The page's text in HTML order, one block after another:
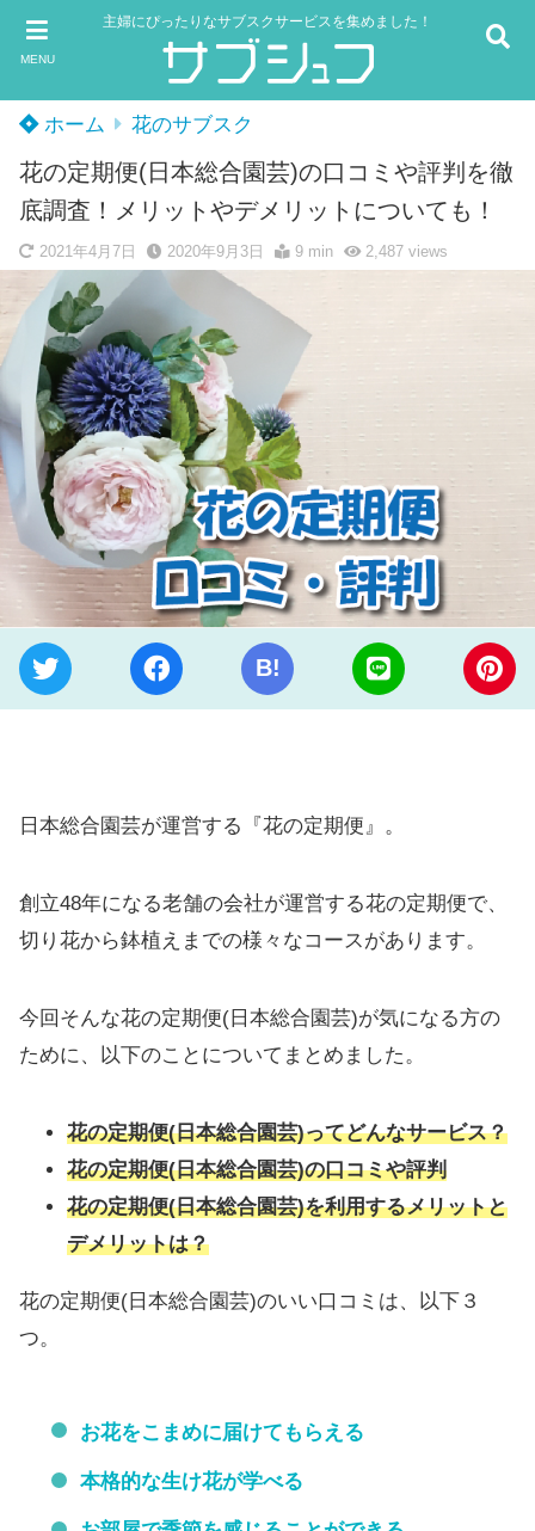
MENU
主婦にぴったりなサブスクサービスを集めました！
ホーム 花のサブスク
花の定期便(日本総合園芸)の口コミや評判を徹
底調査！メリットやデメリットについても！
2021年4月7日 2020年9月3日 9 min 2,487 views
B!
日本総合園芸が運営する『花の定期便』。
創立48年になる老舗の会社が運営する花の定期便で、
切り花から鉢植えまでの様々なコースがあります。
今回そんな花の定期便(日本総合園芸)が気になる方の
ために、以下のことについてまとめました。
花の定期便(日本総合園芸)ってどんなサービス？
花の定期便(日本総合園芸)の口コミや評判
花の定期便(日本総合園芸)を利用するメリットと
デメリットは？
花の定期便(日本総合園芸)のいい口コミは、以下３
つ。
お花をこまめに届けてもらえる
本格的な生け花が学べる